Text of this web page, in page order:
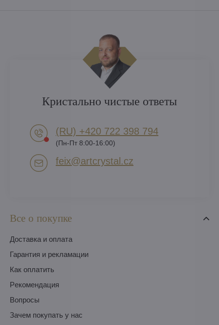
Все о покупке
Доставка и оплата
Гарантия и рекламации
Как оплатить
Pекомендация
Вопросы
Зачем покупать у нас
Кристально чистые ответы
(RU) +420 722 398 794​
(Пн-Пт 8:00-16:00)
feix​@artcrystal​.cz